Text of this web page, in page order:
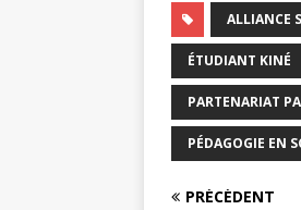
ALLIANCE
ÉTUDIANT KINÉ
PARTENARIAT
PÉDAGOGIE EN
PRÉCÉDENT